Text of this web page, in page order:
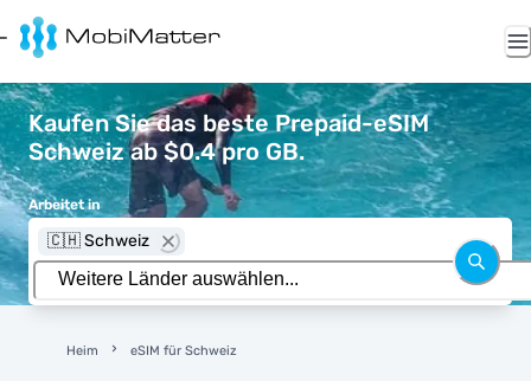
Kaufen Sie das beste Prepaid-eSIM
Schweiz ab $0.4 pro GB.
Arbeitet in
🇨🇭 Schweiz
Heim eSIM für Schweiz